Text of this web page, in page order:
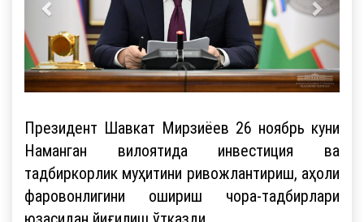
Президент Шавкат Мирзиёев 26 ноябрь куни
Наманган вилоятида инвестиция ва
тадбиркорлик муҳитини ривожлантириш, аҳоли
фаровонлигини ошириш чора-тадбирлари